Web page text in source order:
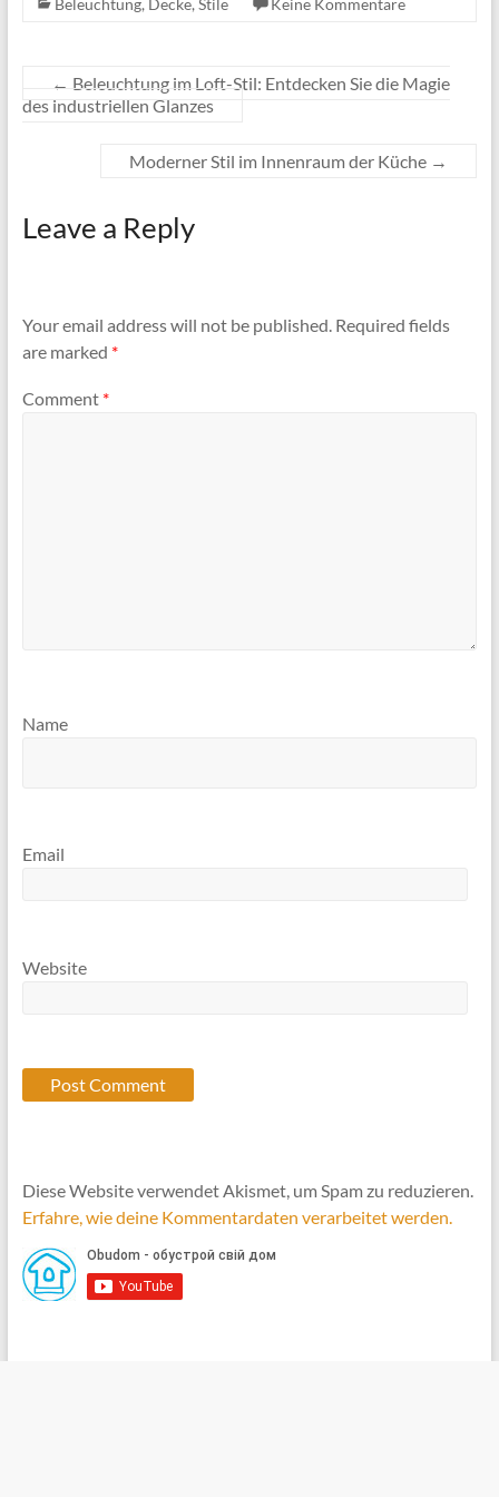
Beleuchtung, Decke, Stile Keine Kommentare
← Beleuchtung im Loft-Stil: Entdecken Sie die Magie
des industriellen Glanzes
Moderner Stil im Innenraum der Küche →
Leave a Reply
Your email address will not be published. Required fields
are marked *
Comment *
Name
Email
Website
Diese Website verwendet Akismet, um Spam zu reduzieren.
Erfahre, wie deine Kommentardaten verarbeitet werden.